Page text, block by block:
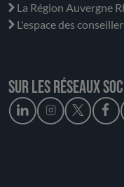
La Région Auvergne
L'espace des
Sur les réseaux